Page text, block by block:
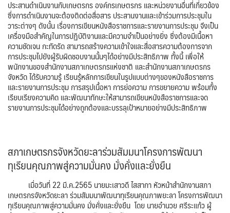
ประสานดำเนินงานกับเกษตรกร องค์กรเกษตรกร และหน่วยงานอื่นที่เกี่ยวข้อง
ซึ่งการดำเนินงานจะต้องติดต่อสื่อสาร ประสานงานและเข้าร่วมการประชุมใน
วาระต่างๆ ดังนั้น เรื่องการเขียนหนังสือราชการและรายงานการประชุม จึงเป็น
เครื่องมือสำคัญในการปฏิบัติงานและมีความจำเป็นอย่างยิ่ง ซึ่งต้องมีเนื้อหา
ความชัดเจน กะทัดรัด สามารถสร้างความเข้าใจและสื่อสารความต้องการจาก
การประชุมไปยังผู้รับผิดชอบงานนั้นๆได้อย่างมีประสิทธิภาพ ทั้งนี้ เพื่อให้
พนักงานของสำนักงานสภาเกษตรกรแห่งชาติ และสำนักงานสภาเกษตรกร
จังหวัด ได้รับความรู้ เรียนรู้หลักการเขียนในรูปแบบต่างๆของหนังสือราชการ
และรายงานการประชุม การสรุปเนื้อหา การย่อความ การขยายความ พร้อมทั้ง
เรียบเรียงความคิด และพัฒนาทักษะให้สามารถเขียนหนังสือราชการและจด
รายงานการประชุมได้อย่างถูกต้องและบรรลุเป้าหมายอย่างมีประสิทธิภาพ
สภาเกษตรกรจังหวัดยะลาร่วมสัมมนาโครงการพัฒนา
ทุเรียนคุณภาพสู่ความมั่นคง มั่งคั่งและยั่งยืน
เมื่อวันที่ 22 มี.ค.2565 นายมะเสาวดี ไสสากา หัวหน้าสำนักงานสภา
เกษตรกรจังหวัดยะลา ร่วมสัมมนาพัฒนาทุเรียนคุณภาพยะลา โครงการพัฒนา
ทุเรียนคุณภาพสู่ความมั่นคง มั่งคั่งและยั่งยืน โดย นายอำนวย ศรีระแก้ว ผู้